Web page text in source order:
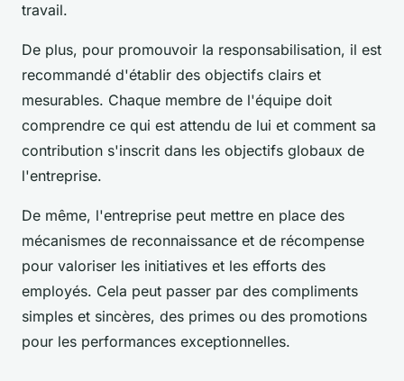
travail.
De plus, pour promouvoir la responsabilisation, il est
recommandé d'établir des objectifs clairs et
mesurables. Chaque membre de l'équipe doit
comprendre ce qui est attendu de lui et comment sa
contribution s'inscrit dans les objectifs globaux de
l'entreprise.
De même, l'entreprise peut mettre en place des
mécanismes de reconnaissance et de récompense
pour valoriser les initiatives et les efforts des
employés. Cela peut passer par des compliments
simples et sincères, des primes ou des promotions
pour les performances exceptionnelles.